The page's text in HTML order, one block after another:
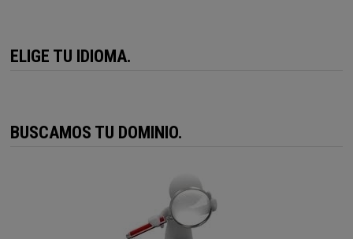
ELIGE TU IDIOMA.
BUSCAMOS TU DOMINIO.